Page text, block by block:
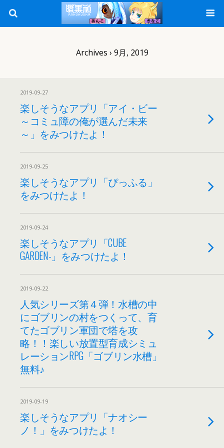
Archives › 9月, 2019
2019-09-27
楽しそうなアプリ「アイ・ビー
～コミュ障の俺が選んだ未来
～」をみつけたよ！
2019-09-25
楽しそうなアプリ「ぴっふる」
をみつけたよ！
2019-09-24
楽しそうなアプリ「CUBE
GARDEN-」をみつけたよ！
2019-09-22
人気シリーズ第４弾！水槽の中
にゴブリンの村をつくって、育
てたゴブリン軍団で塔を攻
略！！楽しい放置型育成シミュ
レーションRPG「ゴブリン水槽」
無料♪
2019-09-19
楽しそうなアプリ「ナオシー
ノ！」をみつけたよ！